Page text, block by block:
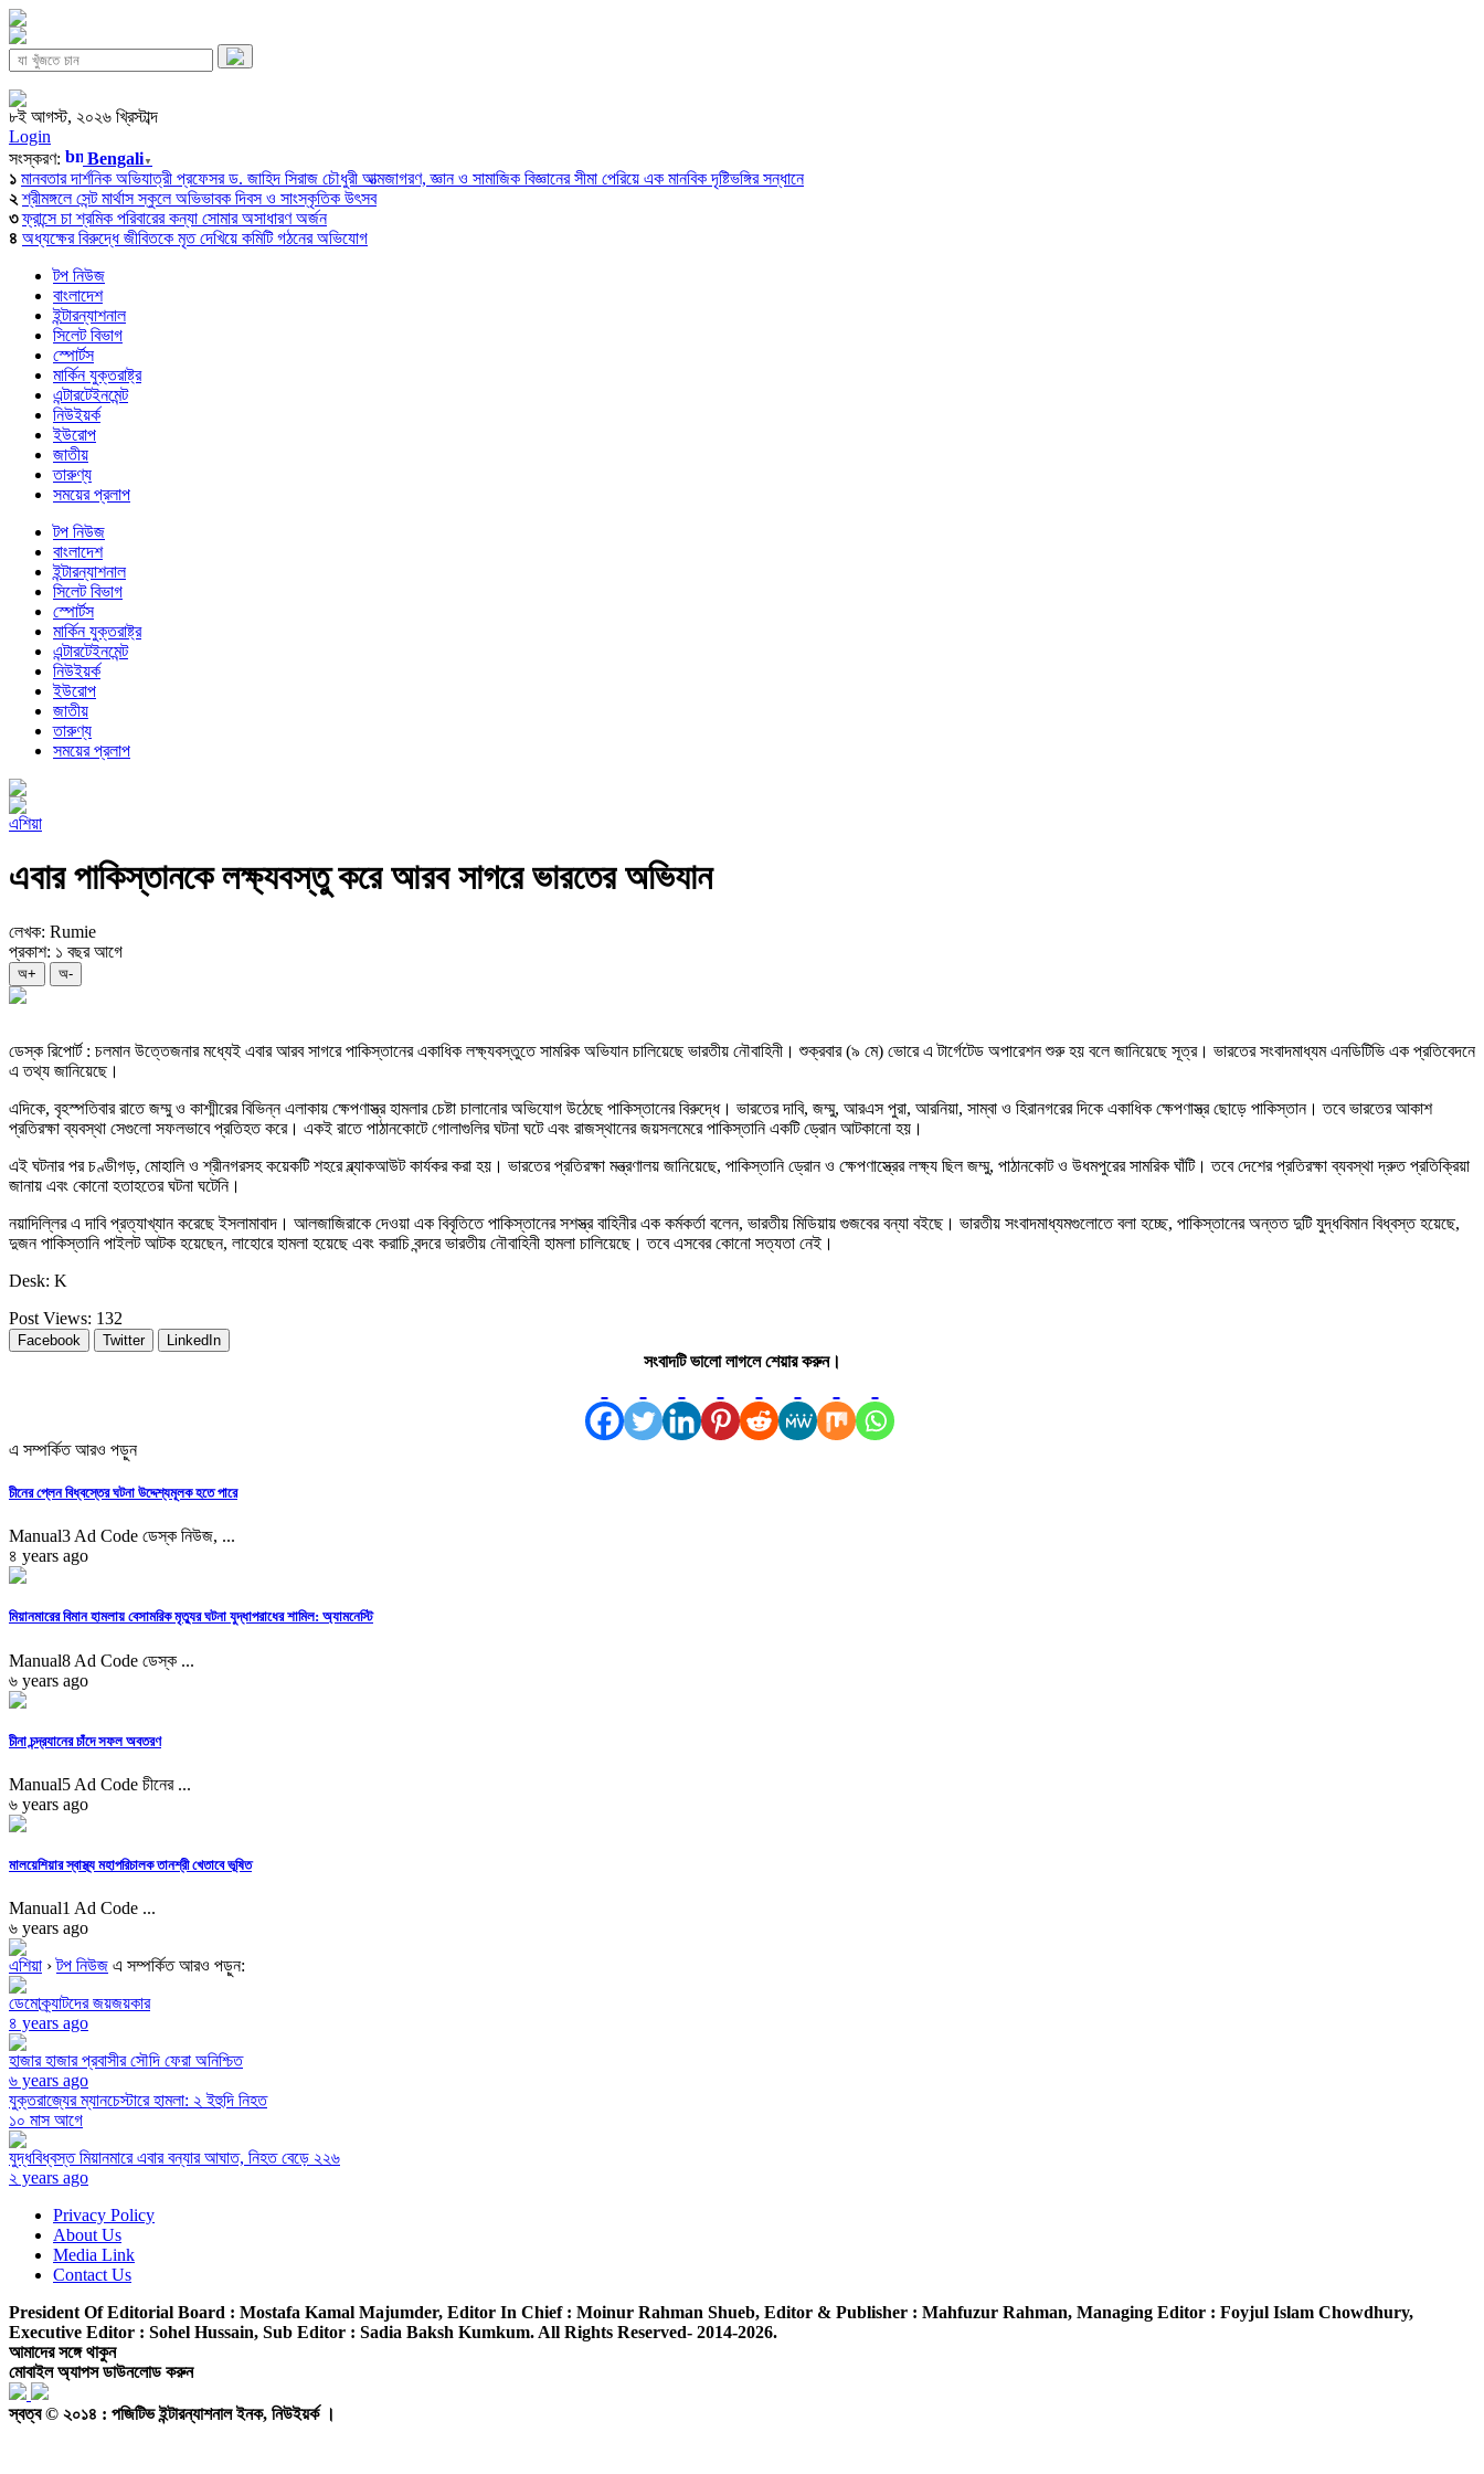
৮ই আগস্ট, ২০২৬ খ্রিস্টাব্দ
Login
সংস্করণ:
Bengali▼
১ মানবতার দার্শনিক অভিযাত্রী প্রফেসর ড. জাহিদ সিরাজ চৌধুরী আত্মজাগরণ, জ্ঞান ও সামাজিক বিজ্ঞানের সীমা পেরিয়ে এক মানবিক দৃষ্টিভঙ্গির সন্ধানে
২ শ্রীমঙ্গলে সেন্ট মার্থাস স্কুলে অভিভাবক দিবস ও সাংস্কৃতিক উৎসব
৩ ফ্রান্সে চা শ্রমিক পরিবারের কন্যা সোমার অসাধারণ অর্জন
৪ অধ্যক্ষের বিরুদ্ধে জীবিতকে মৃত দেখিয়ে কমিটি গঠনের অভিযোগ
টপ নিউজ
বাংলাদেশ
ইন্টারন্যাশনাল
সিলেট বিভাগ
স্পোর্টস
মার্কিন যুক্তরাষ্ট্র
এন্টারটেইনমেন্ট
নিউইয়র্ক
ইউরোপ
জাতীয়
তারুণ্য
সময়ের প্রলাপ
টপ নিউজ
বাংলাদেশ
ইন্টারন্যাশনাল
সিলেট বিভাগ
স্পোর্টস
মার্কিন যুক্তরাষ্ট্র
এন্টারটেইনমেন্ট
নিউইয়র্ক
ইউরোপ
জাতীয়
তারুণ্য
সময়ের প্রলাপ
এশিয়া
এবার পাকিস্তানকে লক্ষ্যবস্তু করে আরব সাগরে ভারতের অভিযান
লেখক: Rumie
প্রকাশ: ১ বছর আগে
অ+ অ-
ডেস্ক রিপোর্ট : চলমান উত্তেজনার মধ্যেই এবার আরব সাগরে পাকিস্তানের একাধিক লক্ষ্যবস্তুতে সামরিক অভিযান চালিয়েছে ভারতীয় নৌবাহিনী। শুক্রবার (৯ মে) ভোরে এ টার্গেটেড অপারেশন শুরু হয় বলে জানিয়েছে সূত্র। ভারতের সংবাদমাধ্যম এনডিটিভি এক প্রতিবেদনে
এ তথ্য জানিয়েছে।
এদিকে, বৃহস্পতিবার রাতে জম্মু ও কাশ্মীরের বিভিন্ন এলাকায় ক্ষেপণাস্ত্র হামলার চেষ্টা চালানোর অভিযোগ উঠেছে পাকিস্তানের বিরুদ্ধে। ভারতের দাবি, জম্মু, আরএস পুরা, আরনিয়া, সাম্বা ও হিরানগরের দিকে একাধিক ক্ষেপণাস্ত্র ছোড়ে পাকিস্তান। তবে ভারতের আকাশ
প্রতিরক্ষা ব্যবস্থা সেগুলো সফলভাবে প্রতিহত করে। একই রাতে পাঠানকোটে গোলাগুলির ঘটনা ঘটে এবং রাজস্থানের জয়সলমেরে পাকিস্তানি একটি ড্রোন আটকানো হয়।
এই ঘটনার পর চণ্ডীগড়, মোহালি ও শ্রীনগরসহ কয়েকটি শহরে ব্ল্যাকআউট কার্যকর করা হয়। ভারতের প্রতিরক্ষা মন্ত্রণালয় জানিয়েছে, পাকিস্তানি ড্রোন ও ক্ষেপণাস্ত্রের লক্ষ্য ছিল জম্মু, পাঠানকোট ও উধমপুরের সামরিক ঘাঁটি। তবে দেশের প্রতিরক্ষা ব্যবস্থা দ্রুত প্রতিক্রিয়া
জানায় এবং কোনো হতাহতের ঘটনা ঘটেনি।
নয়াদিল্লির এ দাবি প্রত্যাখ্যান করেছে ইসলামাবাদ। আলজাজিরাকে দেওয়া এক বিবৃতিতে পাকিস্তানের সশস্ত্র বাহিনীর এক কর্মকর্তা বলেন, ভারতীয় মিডিয়ায় গুজবের বন্যা বইছে। ভারতীয় সংবাদমাধ্যমগুলোতে বলা হচ্ছে, পাকিস্তানের অন্তত দুটি যুদ্ধবিমান বিধ্বস্ত হয়েছে,
দুজন পাকিস্তানি পাইলট আটক হয়েছেন, লাহোরে হামলা হয়েছে এবং করাচি বন্দরে ভারতীয় নৌবাহিনী হামলা চালিয়েছে। তবে এসবের কোনো সত্যতা নেই।
Desk: K
Post Views: 132
Facebook Twitter LinkedIn
সংবাদটি ভালো লাগলে শেয়ার করুন।
এ সম্পর্কিত আরও পড়ুন
চীনের প্লেন বিধ্বস্তের ঘটনা উদ্দেশ্যমূলক হতে পারে
Manual3 Ad Code ডেস্ক নিউজ, ...
৪ years ago
মিয়ানমারের বিমান হামলায় বেসামরিক মৃত্যুর ঘটনা যুদ্ধাপরাধের শামিল: অ্যামনেস্টি
Manual8 Ad Code ডেস্ক ...
৬ years ago
চীনা চন্দ্রযানের চাঁদে সফল অবতরণ
Manual5 Ad Code চীনের ...
৬ years ago
মালয়েশিয়ার স্বাস্থ্য মহাপরিচালক তানশ্রী খেতাবে ভূষিত
Manual1 Ad Code ...
৬ years ago
এশিয়া ›টপ নিউজ এ সম্পর্কিত আরও পড়ুন:
ডেমোক্র্যাটদের জয়জয়কার
৪ years ago
হাজার হাজার প্রবাসীর সৌদি ফেরা অনিশ্চিত
৬ years ago
যুক্তরাজ্যের ম্যানচেস্টারে হামলা: ২ ইহুদি নিহত
১০ মাস আগে
যুদ্ধবিধ্বস্ত মিয়ানমারে এবার বন্যার আঘাত, নিহত বেড়ে ২২৬
২ years ago
Privacy Policy
About Us
Media Link
Contact Us
President Of Editorial Board : Mostafa Kamal Majumder, Editor In Chief : Moinur Rahman Shueb, Editor & Publisher : Mahfuzur Rahman, Managing Editor : Foyjul Islam Chowdhury,
Executive Editor : Sohel Hussain, Sub Editor : Sadia Baksh Kumkum. All Rights Reserved- 2014-2026.
আমাদের সঙ্গে থাকুন
মোবাইল অ্যাপস ডাউনলোড করুন
স্বত্ব © ২০১৪ : পজিটিভ ইন্টারন্যাশনাল ইনক, নিউইয়র্ক ।